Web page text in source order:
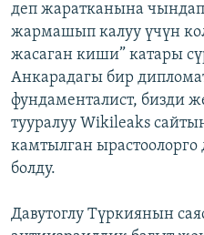
деп жаратканына
жармашып калуу үчүн
жасаган киши” катары
Анкарадагы бир
фундаменталист, бизди
тууралуу Wikileaks
камтылган ырастоолорго
болду.
Давутоглу Түркиянын